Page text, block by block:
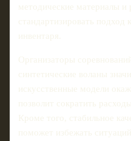
методические материалы и
стандартизировать подход
инвентаря.
Организаторы
синтетические воланы
искусственные модели
позволит сократить
Кроме того, стабильное
поможет избежать